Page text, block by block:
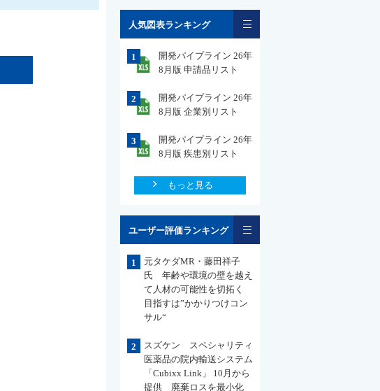
人気図表ランキング
1
開発パイプライン 26年
8月版 申請品リスト
2
開発パイプライン 26年
8月版 企業別リスト
3
開発パイプライン 26年
8月版 疾患別リスト
もっと見る
ユーザー評価ランキング
1
元タケダMR・藤田祥子
氏 年齢や環境の壁を越え
て人材の可能性を切拓く
目指すは”かかりつけコン
サル“
2
スズケン スペシャリティ
医薬品の院内輸送システム
「Cubixx Link」 10月から
提供 廃棄ロスを最小化